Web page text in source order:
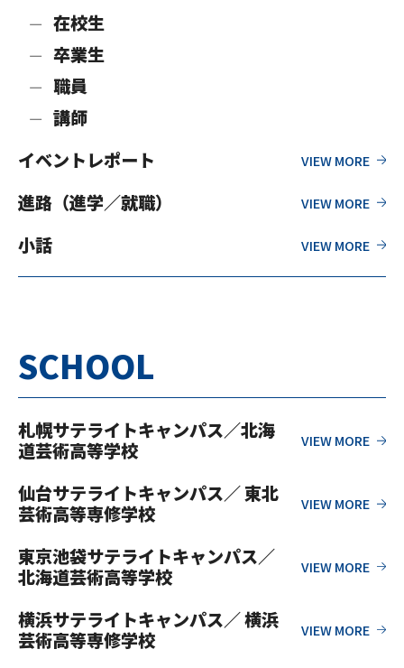
在校生
卒業生
職員
講師
イベントレポート
進路（進学／就職）
小話
SCHOOL
札幌サテライトキャンパス／北海
道芸術高等学校
仙台サテライトキャンパス／ 東北
芸術高等専修学校
東京池袋サテライトキャンパス／
北海道芸術高等学校
横浜サテライトキャンパス／ 横浜
芸術高等専修学校